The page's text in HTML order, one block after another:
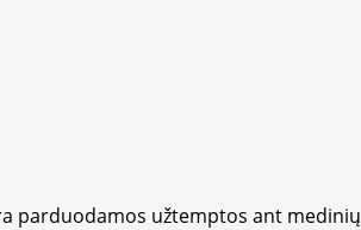
parduodamos užtemptos ant medinių